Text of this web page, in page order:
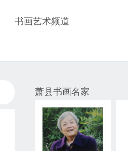
书画艺术频道
萧县书画名家